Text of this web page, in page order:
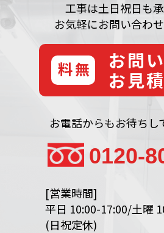
工事は土日祝日も
お気軽にお問い合わ
無料
お問
お見
お電話からもお待ちし
0120-
[営業時間]
平日 10:00-17:00/土曜
(日祝定休)